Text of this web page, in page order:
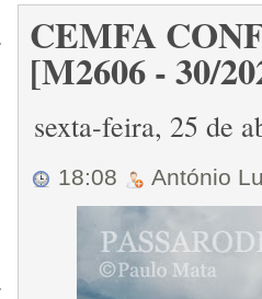
CEMFA
[M2606 - 30/
sexta-feira, 25 de
18:08 António